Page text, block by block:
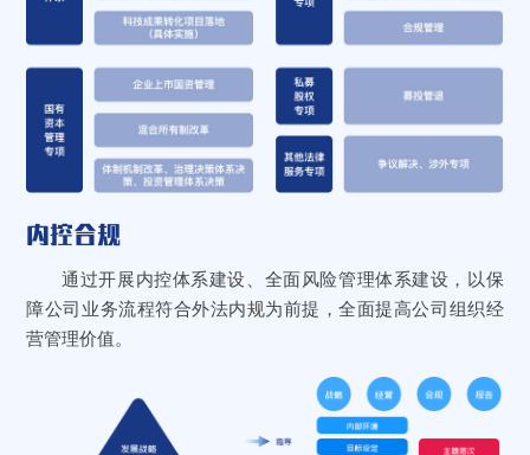
内控合规
通过开展内控体系建设、全面风险管理体系建设，以保
障公司业务流程符合外法内规为前提，全面提高公司组织经
营管理价值。